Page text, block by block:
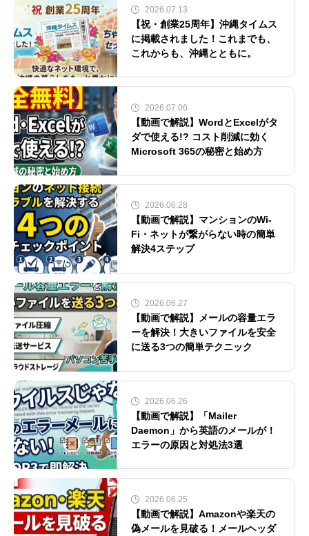
2026.07.13
【祝・創業25周年】沖縄タイムス
に掲載されました！これまでも、
これからも、沖縄とともに。
2026.07.06
【動画で解説】WordとExcelがタ
ダで使える!? コスト削減に効く
Microsoft 365の秘密と始め方
2026.06.28
【動画で解説】マンションのWi-
Fi・ネットが繋がらない時の簡単
解決4ステップ
2026.06.27
【動画で解説】メールの容量エラ
ーを解決！大きいファイルを安全
に送る3つの簡単テクニック
2026.06.26
【動画で解説】「Mailer
Daemon」から英語のメールが！
エラーの原因と対処法3選
2026.06.25
【動画で解説】Amazonや楽天の
偽メールを見破る！メールヘッダ